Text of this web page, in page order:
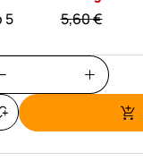
5
statt:
5,60€